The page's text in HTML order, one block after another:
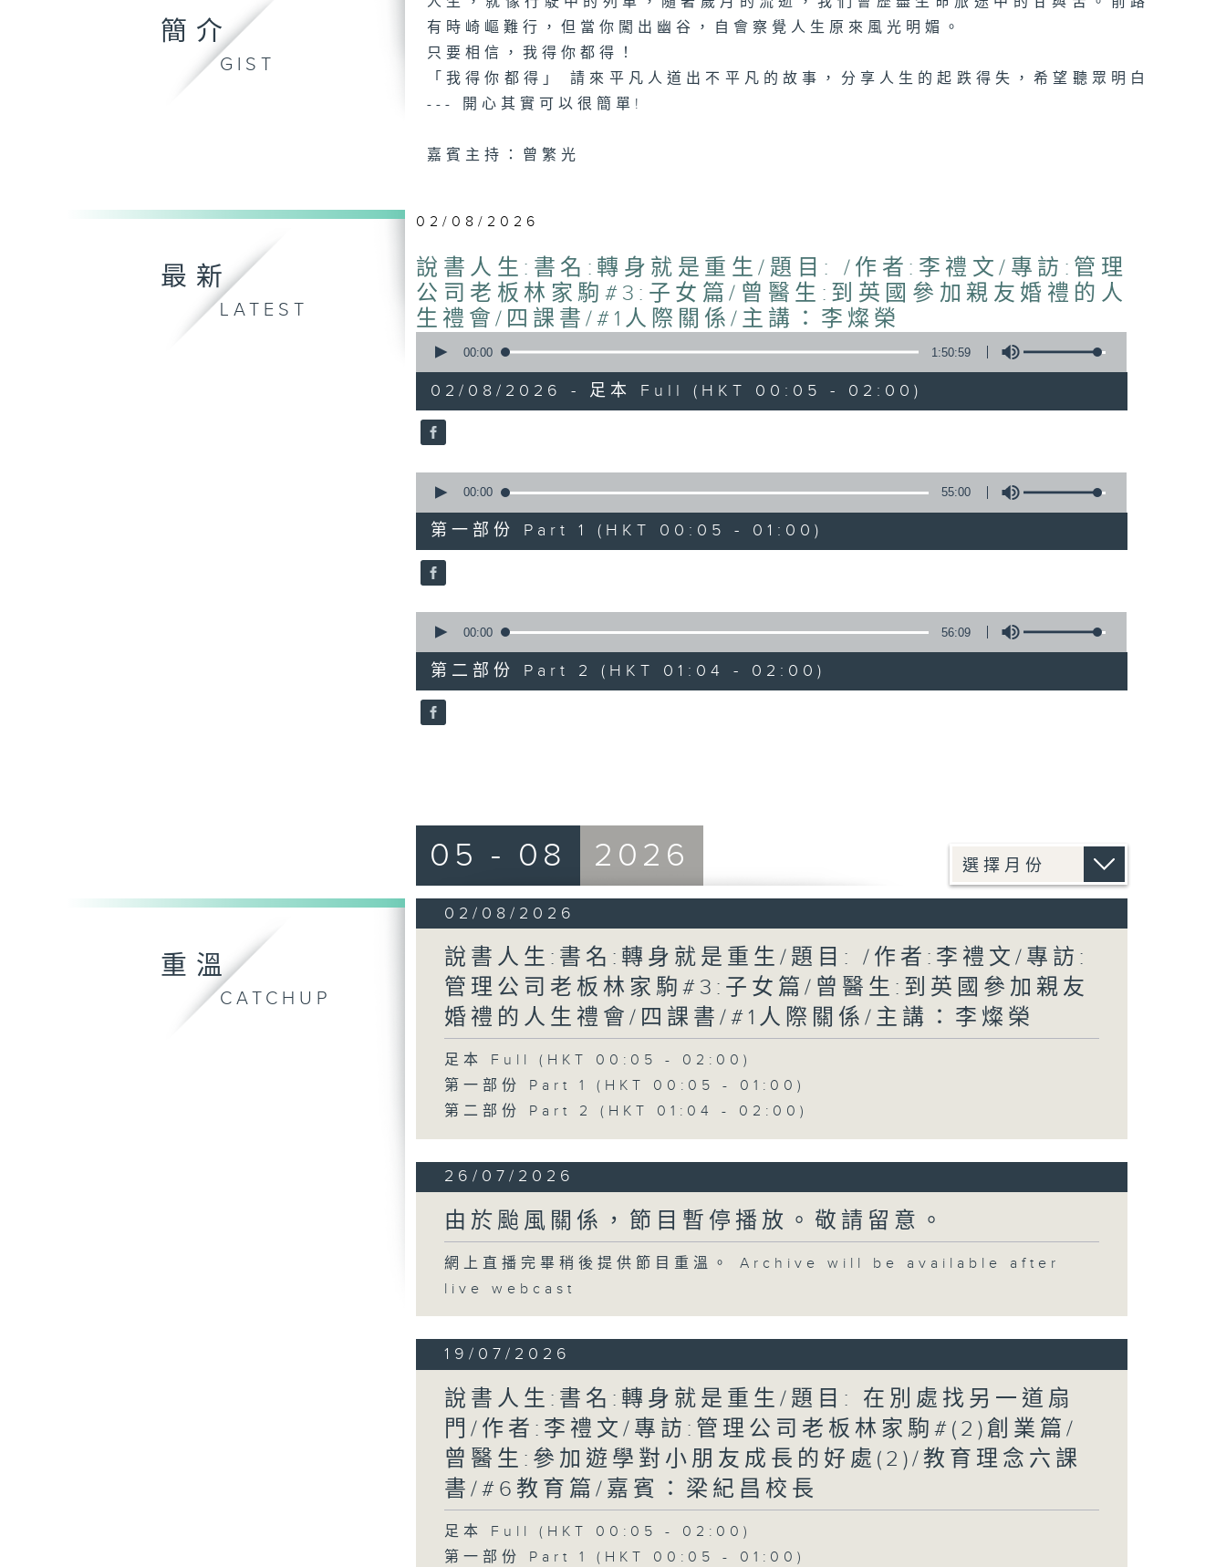
簡介
GIST
有時崎嶇難行，但當你闖出幽谷，自會察覺人生原來風光明媚。
只要相信，我得你都得！
「我得你都得」 請來平凡人道出不平凡的故事，分享人生的起跌得失，希望聽眾明白
--- 開心其實可以很簡單!
嘉賓主持：曾繁光
最新
LATEST
02/08/2026
說書人生:書名:轉身就是重生/題目: /作者:李禮文/專訪:管理
公司老板林家駒#3:子女篇/曾醫生:到英國參加親友婚禮的人
生禮會/四課書/#1人際關係/主講：李燦榮
seconds
hour,
50
minutes,
59
90%
00:00 1:50:59
02/08/2026 - 足本 Full (HKT 00:05 - 02:00)
seconds
55
minutes,
0
seconds
90%
00:00 55:00
第一部份 Part 1 (HKT 00:05 - 01:00)
seconds
56
minutes,
9
seconds
90%
00:00 56:09
第二部份 Part 2 (HKT 01:04 - 02:00)
重溫
CATCHUP
05 - 08 2026
02/08/2026
說書人生:書名:轉身就是重生/題目: /作者:李禮文/專訪:
管理公司老板林家駒#3:子女篇/曾醫生:到英國參加親友
婚禮的人生禮會/四課書/#1人際關係/主講：李燦榮
足本 Full (HKT 00:05 - 02:00)
第一部份 Part 1 (HKT 00:05 - 01:00)
第二部份 Part 2 (HKT 01:04 - 02:00)
26/07/2026
由於颱風關係，節目暫停播放。敬請留意。
網上直播完畢稍後提供節目重溫。 Archive will be available after
live webcast
19/07/2026
說書人生:書名:轉身就是重生/題目: 在別處找另一道扇
門/作者:李禮文/專訪:管理公司老板林家駒#(2)創業篇/
曾醫生:參加遊學對小朋友成長的好處(2)/教育理念六課
書/#6教育篇/嘉賓：梁紀昌校長
足本 Full (HKT 00:05 - 02:00)
第一部份 Part 1 (HKT 00:05 - 01:00)